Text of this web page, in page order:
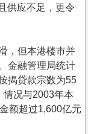
供应不足，更令
，但本港楼市并
金融管理局统计
揭贷款宗数为55
情况与2003年本
额超过1,600亿元